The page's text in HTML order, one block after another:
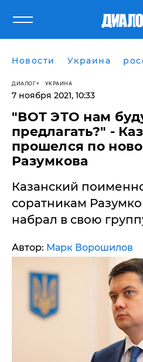
Новости Украина
ДИАЛОГ УКРАИНА
7 ноября 2021, 10:33
"ВОТ ЭТО нам
предлагать?" -
прошелся по
Разумкова
Казанский
соратникам
набрал в свою
Автор: Марк Ворошилов